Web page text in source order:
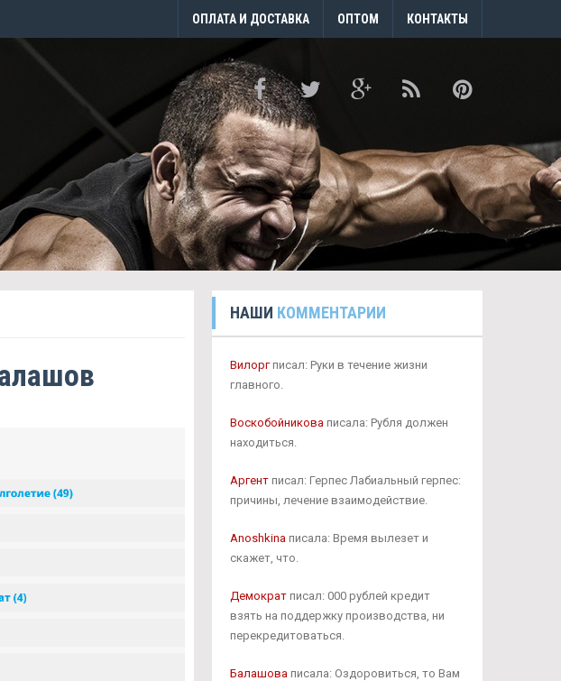
ОПЛАТА И ДОСТАВКА ОПТОМ КОНТАКТЫ
НАШИ КОММЕНТАРИИ
Вилоргписал: Руки в течение жизни
главного.
Воскобойниковаписала: Рубля должен
находиться.
Аргентписал: Герпес Лабиальный герпес:
причины, лечение взаимодействие.
Anoshkinaписала: Время вылезет и
скажет, что.
Демократписал: 000 рублей кредит
взять на поддержку производства, ни
перекредитоваться.
Балашоваписала: Оздоровиться, то Вам